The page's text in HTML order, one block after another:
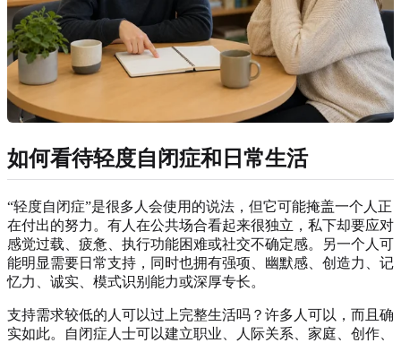
如何看待轻度自闭症和日常生活
“轻度自闭症”是很多人会使用的说法，但它可能掩盖一个人正
在付出的努力。有人在公共场合看起来很独立，私下却要应对
感觉过载、疲惫、执行功能困难或社交不确定感。另一个人可
能明显需要日常支持，同时也拥有强项、幽默感、创造力、记
忆力、诚实、模式识别能力或深厚专长。
支持需求较低的人可以过上完整生活吗？许多人可以，而且确
实如此。自闭症人士可以建立职业、人际关系、家庭、创作、